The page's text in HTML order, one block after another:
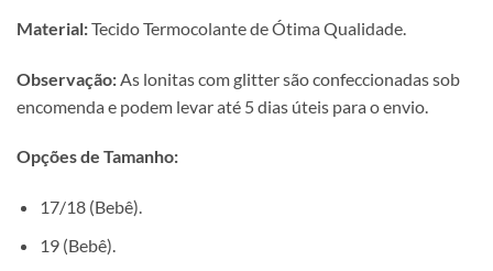
Material:Tecido Termocolante de Ótima Qualidade.
Observação: As lonitas com glitter são confeccionadas sob
encomenda e podem levar até 5 dias úteis para o envio.
Opções de Tamanho:
17/18 (Bebê).
19 (Bebê).